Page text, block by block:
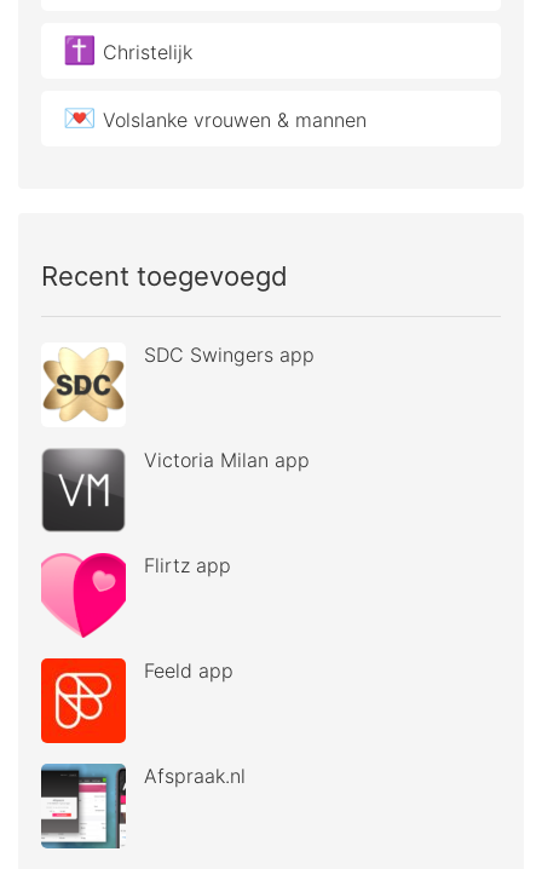
✝️ Christelijk
💌 Volslanke vrouwen & mannen
Recent toegevoegd
SDC Swingers app
Victoria Milan app
Flirtz app
Feeld app
Afspraak.nl